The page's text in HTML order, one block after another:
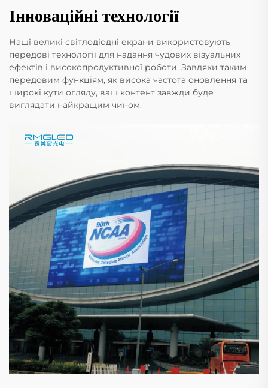
Інноваційні технології
Наші великі світлодіодні екрани використовують
передові технології для надання чудових візуальних
ефектів і високопродуктивної роботи. Завдяки таким
передовим функціям, як висока частота оновлення та
широкі кути огляду, ваш контент завжди буде
виглядати найкращим чином.